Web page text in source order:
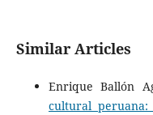
Similar Articles
Enrique Ballón
cultural